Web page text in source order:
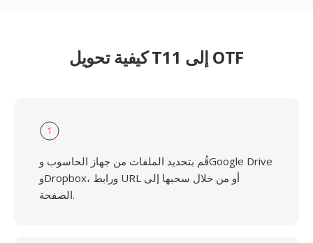
كيفية تحويل T11 إلى OTF
1
قُم بتحديد الملفات من جهاز الحاسوب وGoogle Drive
وDropbox، ورابط URL أو من خلال سحبها إلى
الصفحة.